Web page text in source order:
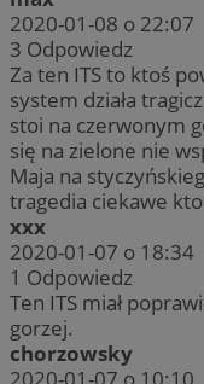
2020-01-08 o 22:07
3 Odpowiedz
Za ten ITS to ktoś
system działa
stoi na czerwonym
się na zielone nie
Maja na
tragedia ciekawe kto
xxx
2020-01-07 o 18:34
1 Odpowiedz
Ten ITS miał
gorzej.
chorzowsky